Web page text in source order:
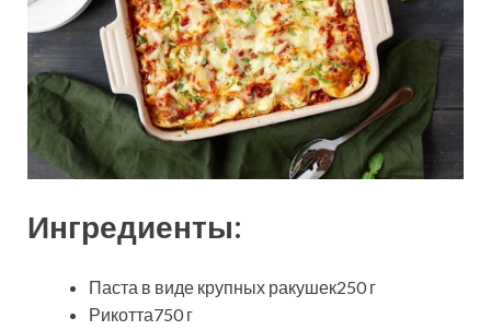
Ингредиенты:
Паста в виде крупных ракушек250 г
Рикотта750 г